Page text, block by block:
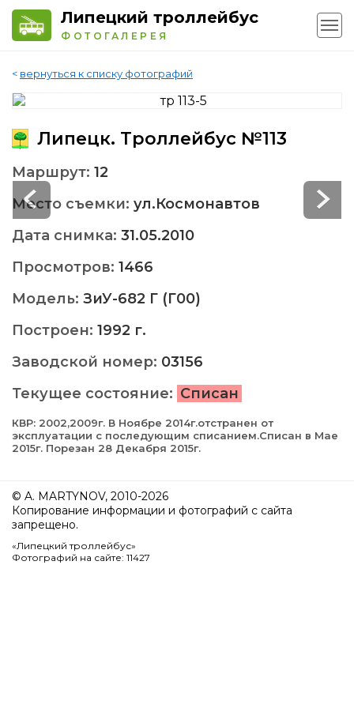
Липецкий троллейбус
ФОТОГАЛЕРЕЯ
< вернуться к списку фотографий
Липецк. Троллейбус №113
Маршрут: 12
Место съемки: ул.Космонавтов
Дата снимка: 31.05.2010
Просмотров: 1466
Модель: ЗиУ-682 Г (Г00)
Построен: 1992 г.
Заводской номер: 03156
Текущее состояние: Списан
КВР: 2002,2009г. В Ноябре 2014г.отстранен от
эксплуатации с последующим списанием.Списан в Мае
2015г. Порезан 28 Декабря 2015г.
© A. MARTYNOV, 2010-2026
Копирование информации и фотографий с сайта
запрещено.
«Липецкий троллейбус»
Фотографий на сайте: 11427